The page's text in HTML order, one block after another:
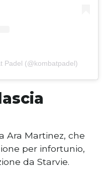
Padel (@kombatpadel)
Ara Martinez, che
per infortunio,
da Starvie.